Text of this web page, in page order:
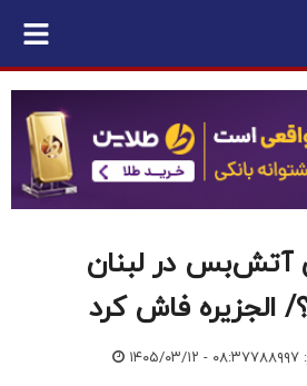
آتش‌بس در لبنان
الجزیره فاش کرد
۱۴۰۵/۰۳/۱۲ - ۰۸:۳۷